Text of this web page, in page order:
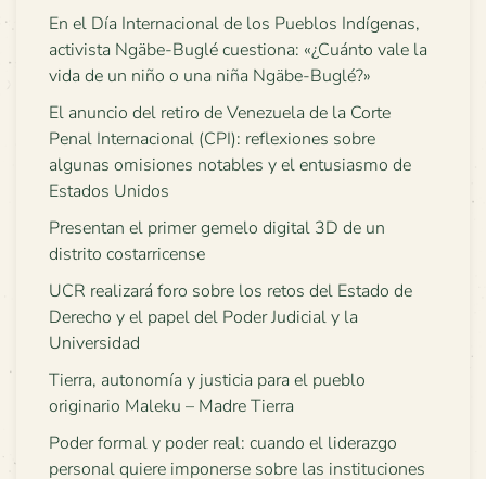
En el Día Internacional de los Pueblos Indígenas,
activista Ngäbe-Buglé cuestiona: «¿Cuánto vale la
vida de un niño o una niña Ngäbe-Buglé?»
El anuncio del retiro de Venezuela de la Corte
Penal Internacional (CPI): reflexiones sobre
algunas omisiones notables y el entusiasmo de
Estados Unidos
Presentan el primer gemelo digital 3D de un
distrito costarricense
UCR realizará foro sobre los retos del Estado de
Derecho y el papel del Poder Judicial y la
Universidad
Tierra, autonomía y justicia para el pueblo
originario Maleku – Madre Tierra
Poder formal y poder real: cuando el liderazgo
personal quiere imponerse sobre las instituciones